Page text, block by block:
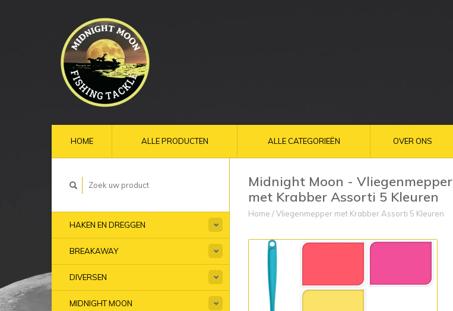
HOME ALLE PRODUCTEN ALLE CATEGORIEËN OVER ONS
HAKEN EN DREGGEN
BREAKAWAY
DIVERSEN
MIDNIGHT MOON
Midnight Moon - Vliegenmepper
met Krabber Assorti 5 Kleuren
Home /Vliegenmepper met Krabber Assorti 5 Kleuren